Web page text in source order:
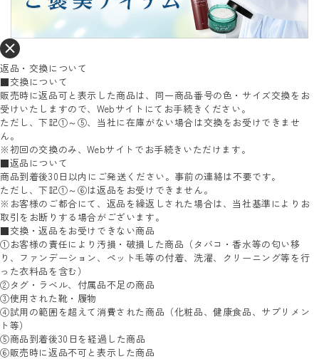
返品・交換について
■交換について
販売時に返品可と表示した商品は、同一商品番号の色・サイズ交換をお
受けいたしますので、Webサイトにてお手続きください。
ただし、下記①～⑤、当社に在庫がない場合は交換をお受けできませ
ん。
※初回の交換のみ、Webサイトでお手続きいただけます。
■返品について
商品到着後30日以内にご発送ください。事前の連絡は不要です。
ただし、下記①～⑥は返品をお受けできません。
※お客様のご都合にて、返品を繰返しされた場合は、当社基準によりお
取引をお断りする場合がございます。
■交換・返品をお受けできない商品
①お客様の責任により汚損・破損した商品（タバコ・香水等の匂い移
り、ファンデーション、ペット毛等の付着、洗濯、クリーニング等を行
った衣料品を含む）
②タグ・ラベル、付属品不足の商品
③使用された靴・履物
④試用の範囲を超えて消費された商品（化粧品、健康食品、サプリメン
ト等）
⑤商品到着後30日を経過した商品
⑥販売時に返品不可と表示した商品